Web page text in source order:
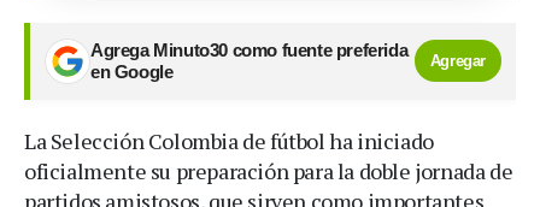
Agrega Minuto30 como fuente preferida
en Google
Agregar
La Selección Colombia de fútbol ha iniciado
oficialmente su preparación para la doble jornada de
partidos amistosos, que sirven como importantes